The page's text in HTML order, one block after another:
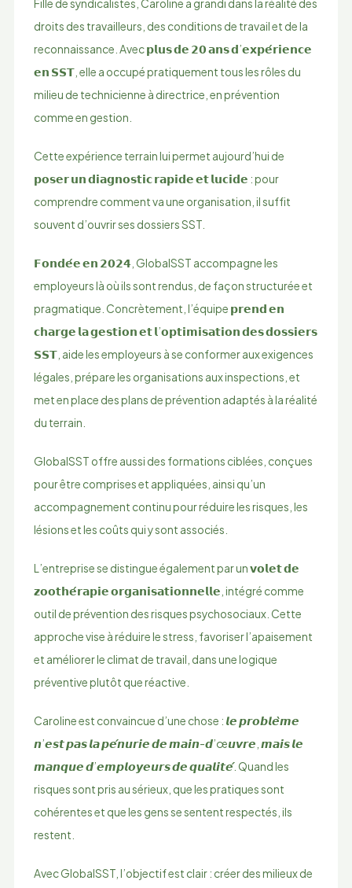
Fille de syndicalistes, Caroline a grandi dans la réalité des
droits des travailleurs, des conditions de travail et de la
reconnaissance. Avec 𝗽𝗹𝘂𝘀 𝗱𝗲 𝟮𝟬 𝗮𝗻𝘀 𝗱’𝗲𝘅𝗽𝗲́𝗿𝗶𝗲𝗻𝗰𝗲
𝗲𝗻 𝗦𝗦𝗧, elle a occupé pratiquement tous les rôles du
milieu de technicienne à directrice, en prévention
comme en gestion.
Cette expérience terrain lui permet aujourd’hui de
𝗽𝗼𝘀𝗲𝗿 𝘂𝗻 𝗱𝗶𝗮𝗴𝗻𝗼𝘀𝘁𝗶𝗰 𝗿𝗮𝗽𝗶𝗱𝗲 𝗲𝘁 𝗹𝘂𝗰𝗶𝗱𝗲 : pour
comprendre comment va une organisation, il suffit
souvent d’ouvrir ses dossiers SST.
𝗙𝗼𝗻𝗱𝗲́𝗲 𝗲𝗻 𝟮𝟬𝟮𝟰, GlobalSST accompagne les
employeurs là où ils sont rendus, de façon structurée et
pragmatique. Concrètement, l’équipe 𝗽𝗿𝗲𝗻𝗱 𝗲𝗻
𝗰𝗵𝗮𝗿𝗴𝗲 𝗹𝗮 𝗴𝗲𝘀𝘁𝗶𝗼𝗻 𝗲𝘁 𝗹’𝗼𝗽𝘁𝗶𝗺𝗶𝘀𝗮𝘁𝗶𝗼𝗻 𝗱𝗲𝘀 𝗱𝗼𝘀𝘀𝗶𝗲𝗿𝘀
𝗦𝗦𝗧, aide les employeurs à se conformer aux exigences
légales, prépare les organisations aux inspections, et
met en place des plans de prévention adaptés à la réalité
du terrain.
GlobalSST offre aussi des formations ciblées, conçues
pour être comprises et appliquées, ainsi qu’un
accompagnement continu pour réduire les risques, les
lésions et les coûts qui y sont associés.
L’entreprise se distingue également par un 𝘃𝗼𝗹𝗲𝘁 𝗱𝗲
𝘇𝗼𝗼𝘁𝗵𝗲́𝗿𝗮𝗽𝗶𝗲 𝗼𝗿𝗴𝗮𝗻𝗶𝘀𝗮𝘁𝗶𝗼𝗻𝗻𝗲𝗹𝗹𝗲, intégré comme
outil de prévention des risques psychosociaux. Cette
approche vise à réduire le stress, favoriser l’apaisement
et améliorer le climat de travail, dans une logique
préventive plutôt que réactive.
Caroline est convaincue d’une chose : 𝙡𝙚 𝙥𝙧𝙤𝙗𝙡𝙚̀𝙢𝙚
𝙣’𝙚𝙨𝙩 𝙥𝙖𝙨 𝙡𝙖 𝙥𝙚́𝙣𝙪𝙧𝙞𝙚 𝙙𝙚 𝙢𝙖𝙞𝙣-𝙙’œ𝙪𝙫𝙧𝙚, 𝙢𝙖𝙞𝙨 𝙡𝙚
𝙢𝙖𝙣𝙦𝙪𝙚 𝙙’𝙚𝙢𝙥𝙡𝙤𝙮𝙚𝙪𝙧𝙨 𝙙𝙚 𝙦𝙪𝙖𝙡𝙞𝙩𝙚́. Quand les
risques sont pris au sérieux, que les pratiques sont
cohérentes et que les gens se sentent respectés, ils
restent.
Avec GlobalSST, l’objectif est clair : créer des milieux de